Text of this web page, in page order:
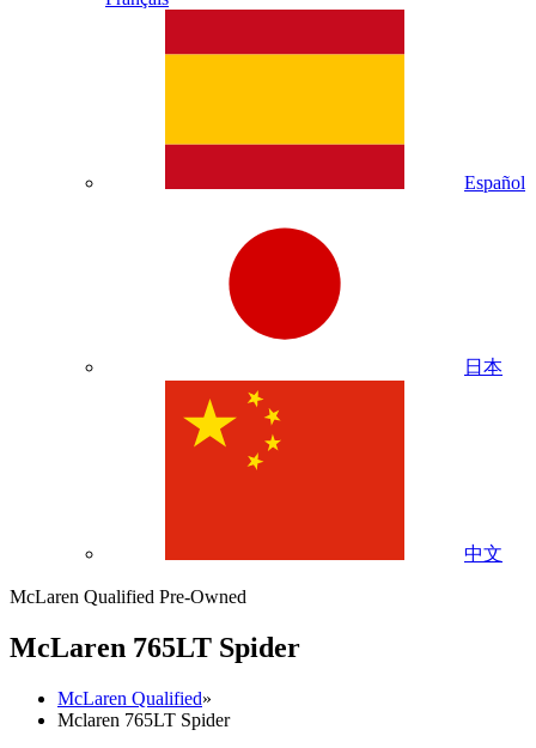
Español
日本
中文
McLaren Qualified Pre-Owned
McLaren 765LT Spider
McLaren Qualified»
Mclaren 765LT Spider